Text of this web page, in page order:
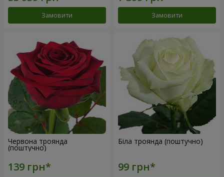
Замовити Замовити
Червона троянда
(поштучно)
Біла троянда (поштучно)